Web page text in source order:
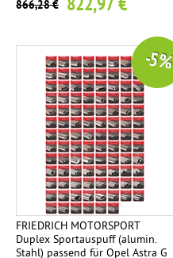
866,28 € 822,97 €
FRIEDRICH MOTORSPORT
Duplex Sportauspuff (alumin.
Stahl) passend für Opel Astra G
-5 %